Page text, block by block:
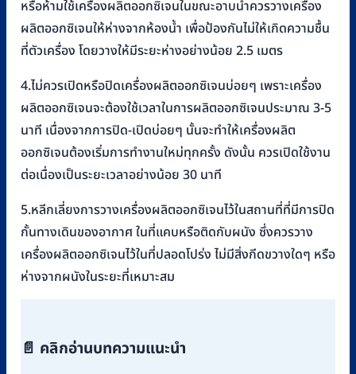
หรือห้ามใช้เครื่องผลิตออกซิเจนในขณะอาบน้ำควรวางเครื่อง
ผลิตออกซิเจนให้ห่างจากห้องน้ำ เพื่อป้องกันไม่ให้เกิดความชื้น
ที่ตัวเครื่อง โดยวางให้มีระยะห่างอย่างน้อย 2.5 เมตร
4.ไม่ควรเปิดหรือปิดเครื่องผลิตออกซิเจนบ่อยๆ เพราะเครื่อง
ผลิตออกซิเจนจะต้องใช้เวลาในการผลิตออกซิเจนประมาณ 3-5
นาที เนื่องจากการปิด-เปิดบ่อยๆ นั้นจะทำให้เครื่องผลิต
ออกซิเจนต้องเริ่มการทำงานใหม่ทุกครั้ง ดังนั้น ควรเปิดใช้งาน
ต่อเนื่องเป็นระยะเวลาอย่างน้อย 30 นาที
5.หลีกเลี่ยงการวางเครื่องผลิตออกซิเจนไว้ในสถานที่ที่มีการปิด
กั้นทางเดินของอากาศ ในที่แคบหรือติดกับผนัง ซึ่งควรวาง
เครื่องผลิตออกซิเจนไว้ในที่ปลอดโปร่ง ไม่มีสิ่งกีดขวางใดๆ หรือ
ห่างจากผนังในระยะที่เหมาะสม
📄 คลิกอ่านบทความแนะนำ